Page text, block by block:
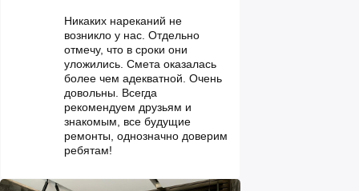
Никаких нареканий не
возникло у нас. Отдельно
отмечу, что в сроки они
уложились. Смета оказалась
более чем адекватной. Очень
довольны. Всегда
рекомендуем друзьям и
знакомым, все будущие
ремонты, однозначно доверим
ребятам!